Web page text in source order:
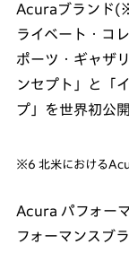
Acuraブランド
ライベート・コ
ポーツ・ギャザ
ンセプト」と「
プ」を世界初公
※6 北米における
Acura パフォー
フォーマンスブ